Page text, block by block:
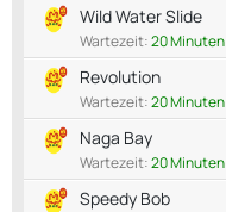
Wild Water Slide
Wartezeit:20 Minuten
Revolution
Wartezeit:20 Minuten
Naga Bay
Wartezeit:20 Minuten
Speedy Bob